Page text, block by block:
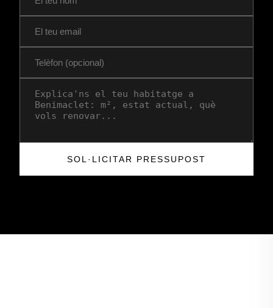
SOL·LICITAR PRESSUPOST